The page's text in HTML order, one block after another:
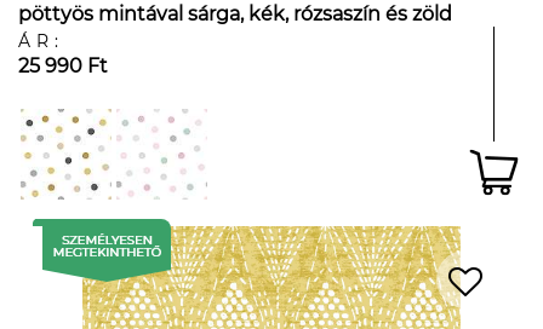
pöttyös mintával sárga, kék, rózsaszín és zöld
árnyalatokban
ÁR:
25 990 Ft